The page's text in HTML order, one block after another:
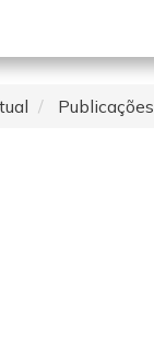
Publicações